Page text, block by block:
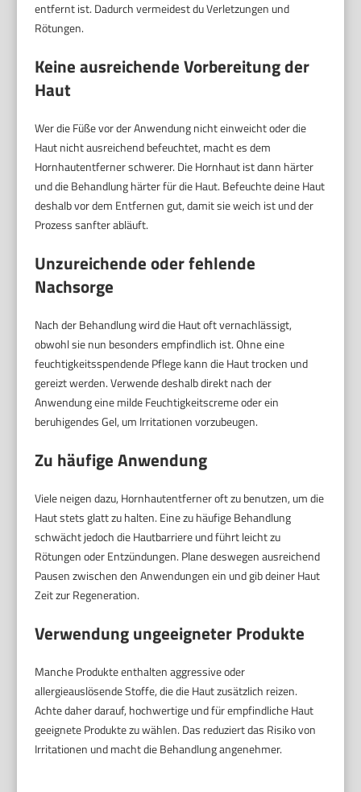
entfernt ist. Dadurch vermeidest du Verletzungen und
Rötungen.
Keine ausreichende Vorbereitung der
Haut
Wer die Füße vor der Anwendung nicht einweicht oder die
Haut nicht ausreichend befeuchtet, macht es dem
Hornhautentferner schwerer. Die Hornhaut ist dann härter
und die Behandlung härter für die Haut. Befeuchte deine Haut
deshalb vor dem Entfernen gut, damit sie weich ist und der
Prozess sanfter abläuft.
Unzureichende oder fehlende
Nachsorge
Nach der Behandlung wird die Haut oft vernachlässigt,
obwohl sie nun besonders empfindlich ist. Ohne eine
feuchtigkeitsspendende Pflege kann die Haut trocken und
gereizt werden. Verwende deshalb direkt nach der
Anwendung eine milde Feuchtigkeitscreme oder ein
beruhigendes Gel, um Irritationen vorzubeugen.
Zu häufige Anwendung
Viele neigen dazu, Hornhautentferner oft zu benutzen, um die
Haut stets glatt zu halten. Eine zu häufige Behandlung
schwächt jedoch die Hautbarriere und führt leicht zu
Rötungen oder Entzündungen. Plane deswegen ausreichend
Pausen zwischen den Anwendungen ein und gib deiner Haut
Zeit zur Regeneration.
Verwendung ungeeigneter Produkte
Manche Produkte enthalten aggressive oder
allergieauslösende Stoffe, die die Haut zusätzlich reizen.
Achte daher darauf, hochwertige und für empfindliche Haut
geeignete Produkte zu wählen. Das reduziert das Risiko von
Irritationen und macht die Behandlung angenehmer.